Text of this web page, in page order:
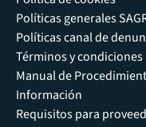
Políticas generales
Políticas canal de
Términos y condiciones
Manual de
Información
Requisitos para